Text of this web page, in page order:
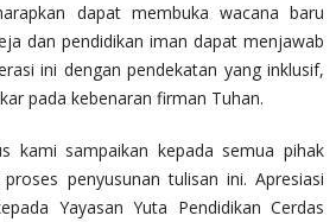
dapat membuka wacana baru
dan pendidikan iman dapat menjawab
ini dengan pendekatan yang inklusif,
pada kebenaran firman Tuhan.
kami sampaikan kepada semua pihak
penyusunan tulisan ini. Apresiasi
Yayasan Yuta Pendidikan Cerdas